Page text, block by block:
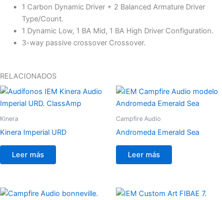
1 Carbon Dynamic Driver + 2 Balanced Armature Driver
Type/Count.
1 Dynamic Low, 1 BA Mid, 1 BA High Driver Configuration.
3-way passive crossover Crossover.
RELACIONADOS
Kinera
Kinera Imperial URD
Leer más
Campfire Audio
Andromeda Emerald Sea
Leer más
Rango
Este